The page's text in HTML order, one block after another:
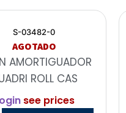
S-03482-0
AGOTADO
AMORTIGUADOR
ROLL CAS
see prices